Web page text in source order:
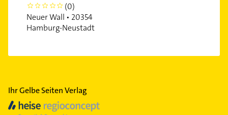
0
(0)
Neuer Wall • 20354
Hamburg-Neustadt
Ihr Gelbe Seiten Verlag